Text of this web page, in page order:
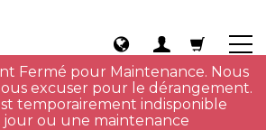
Fermé pour Maintenance. Nous
excuser pour le dérangement.
temporairement indisponible
jour ou une maintenance